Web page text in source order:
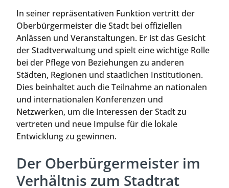
In seiner repräsentativen Funktion vertritt der
Oberbürgermeister die Stadt bei offiziellen
Anlässen und Veranstaltungen. Er ist das Gesicht
der Stadtverwaltung und spielt eine wichtige Rolle
bei der Pflege von Beziehungen zu anderen
Städten, Regionen und staatlichen Institutionen.
Dies beinhaltet auch die Teilnahme an nationalen
und internationalen Konferenzen und
Netzwerken, um die Interessen der Stadt zu
vertreten und neue Impulse für die lokale
Entwicklung zu gewinnen.
Der Oberbürgermeister im
Verhältnis zum Stadtrat